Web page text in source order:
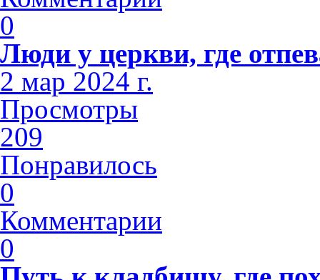
0
Люди у церкви, где
2 мар 2024 г.
Просмотры
209
Понравилось
0
Комментарии
0